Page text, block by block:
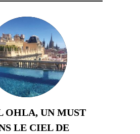
OHLA, UN MUST
LE CIEL DE